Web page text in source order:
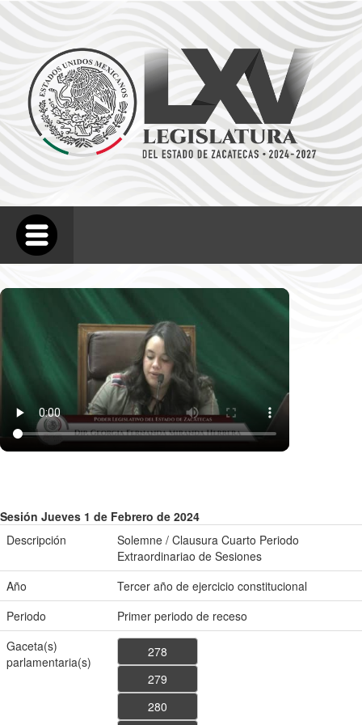
Sesión Jueves 1 de Febrero de 2024
Descripción
Solemne / Clausura Cuarto Periodo
Extraordinariao de Sesiones
Año
Tercer año de ejercicio constitucional
Periodo
Primer periodo de receso
Gaceta(s)
parlamentaria(s)
278
279
280